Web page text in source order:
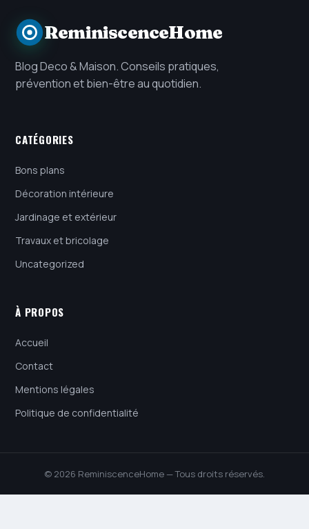
ReminiscenceHome
Blog Deco & Maison. Conseils pratiques,
prévention et bien-être au quotidien.
CATÉGORIES
Bons plans
Décoration intérieure
Jardinage et extérieur
Travaux et bricolage
Uncategorized
À PROPOS
Accueil
Contact
Mentions légales
Politique de confidentialité
© 2026 ReminiscenceHome — Tous droits réservés.